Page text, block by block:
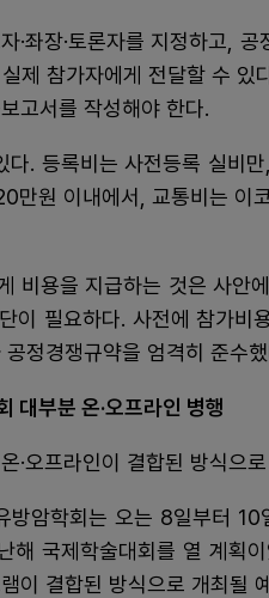
·좌장·토론자를 지정하고,
제 참가자에게 전달할 수 있
고서를 작성해야 한다.
다. 등록비는 사전등록 실비
만원 이내에서, 교통비는 이
비용을 지급하는 것은 사안
이 필요하다. 사전에 참가비
정경쟁규약을 엄격히 준수
대부분 온·오프라인 병행
·오프라인이 결합된 방식으
방암학회는 오는 8일부터 10
해 국제학술대회를 열 계획
이 결합된 방식으로 개최될